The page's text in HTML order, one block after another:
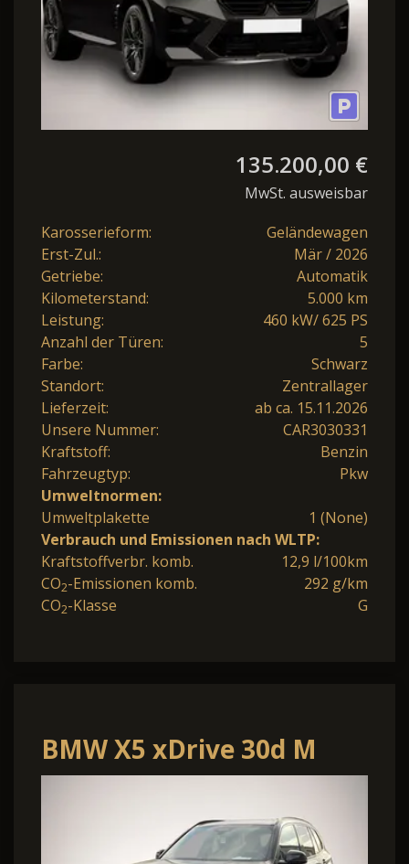
135.200,00 €
MwSt. ausweisbar
Karosserieform:
Geländewagen
Erst-Zul.:
Mär / 2026
Getriebe:
Automatik
Kilometerstand:
5.000 km
Leistung:
460 kW/ 625 PS
Anzahl der Türen:
5
Farbe:
Schwarz
Standort:
Zentrallager
Lieferzeit:
ab ca. 15.11.2026
Unsere Nummer:
CAR3030331
Kraftstoff:
Benzin
Fahrzeugtyp:
Pkw
Umweltnormen:
Umweltplakette
1 (None)
Verbrauch und Emissionen nach WLTP:
Kraftstoffverbr. komb.
12,9 l/100km
CO2-Emissionen komb.
292 g/km
CO2-Klasse G
BMW X5 xDrive 30d M
Sport*UPE 112.000¤*Pano